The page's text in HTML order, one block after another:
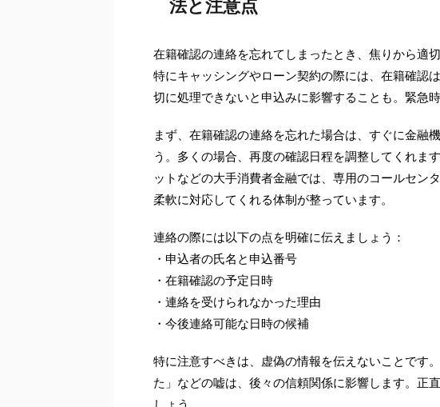
法と注意点
在籍確認の連絡を忘れてしまったとき、焦りから適
特にキャッシングやローン契約の際には、在籍確認
切に処理できないと申込みに影響することも。緊急
まず、在籍確認の連絡を忘れた場合は、すぐに金融
う。多くの場合、再度の確認日程を調整してくれま
ットなどの大手消費者金融では、専用のコールセン
柔軟に対応してくれる体制が整っています。
連絡の際には以下の点を明確に伝えましょう：
・申込者の氏名と申込番号
・在籍確認の予定日時
・連絡を受けられなかった理由
・今後連絡可能な日時の候補
特に注意すべきは、虚偽の情報を伝えないことです
た」などの嘘は、後々の信頼関係に影響します。正